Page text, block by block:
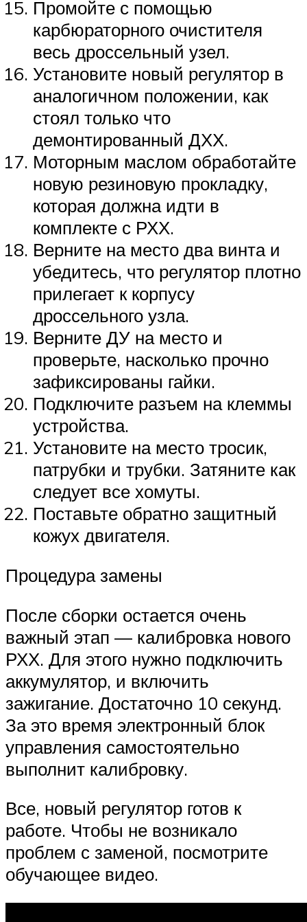
Промойте с помощью
карбюраторного очистителя
весь дроссельный узел.
Установите новый регулятор в
аналогичном положении, как
стоял только что
демонтированный ДХХ.
Моторным маслом обработайте
новую резиновую прокладку,
которая должна идти в
комплекте с РХХ.
Верните на место два винта и
убедитесь, что регулятор плотно
прилегает к корпусу
дроссельного узла.
Верните ДУ на место и
проверьте, насколько прочно
зафиксированы гайки.
Подключите разъем на клеммы
устройства.
Установите на место тросик,
патрубки и трубки. Затяните как
следует все хомуты.
Поставьте обратно защитный
кожух двигателя.
Процедура замены
После сборки остается очень
важный этап — калибровка нового
РХХ. Для этого нужно подключить
аккумулятор, и включить
зажигание. Достаточно 10 секунд.
За это время электронный блок
управления самостоятельно
выполнит калибровку.
Все, новый регулятор готов к
работе. Чтобы не возникало
проблем с заменой, посмотрите
обучающее видео.